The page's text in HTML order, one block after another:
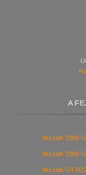
A
Nissan 2000
Nissan 2000
Nissan GT-